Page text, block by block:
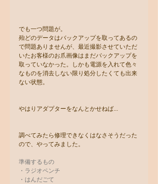
でも一つ問題が。
殆どのデータはバックアップを取ってあるの
で問題ありませんが、最近撮影させていただ
いたお客様のお爪画像はまだバックアップを
取っていなかった。しかも電源を入れて色々
なものを消去しない限り処分したくても出来
ない状態。
やはりアダプターをなんとかせねば...
調べてみたら修理できなくはなさそうだった
ので、やってみました。
準備するもの
・ラジオペンチ
・はんだごて